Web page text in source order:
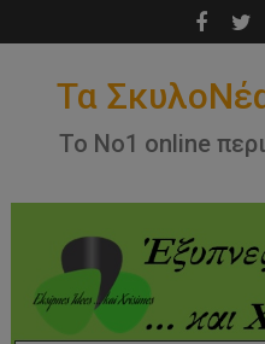
to
Τα
Το Νο1 online